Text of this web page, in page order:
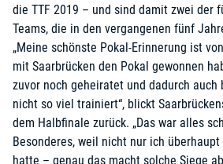
die TTF 2019 – und sind damit zwei der
Teams, die in den vergangenen fünf
„Meine schönste Pokal-Erinnerung ist
mit Saarbrücken den Pokal gewonnen
zuvor noch geheiratet und dadurch auch
nicht so viel trainiert“, blickt
dem Halbfinale zurück. „Das war alles
Besonderes, weil nicht nur ich
hatte – genau das macht solche Siege